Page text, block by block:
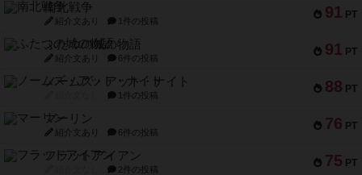
91 PT
南北戦争
紹介文あり 1件の投稿
91 PT
ふたつの城の物語
紹介文あり 6件の投稿
88 PT
ノームズ・アット・ナイト
1件の投稿
76 PT
マーリン
紹介文あり 6件の投稿
75 PT
フラットアイアン
2件の投稿